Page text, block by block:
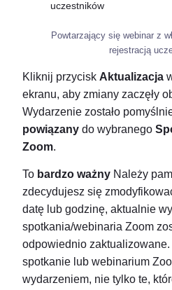
Powtarzający się webinar z
rejestracją
Kliknij przycisk Aktualizacja
ekranu, aby zmiany zaczęły
Wydarzenie zostało
powiązany do wybranego
Zoom.
To bardzo ważny Należy
zdecydujesz się
datę lub godzinę, aktualnie
spotkania/webinaria Zoom
odpowiednio zaktualizowane.
spotkanie lub webinarium
wydarzeniem, nie tylko te,